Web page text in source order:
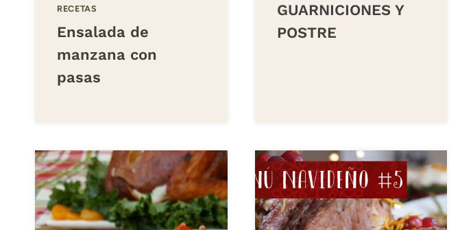
RECETAS
Ensalada de
manzana con
pasas
GUARNICIONES Y
POSTRE